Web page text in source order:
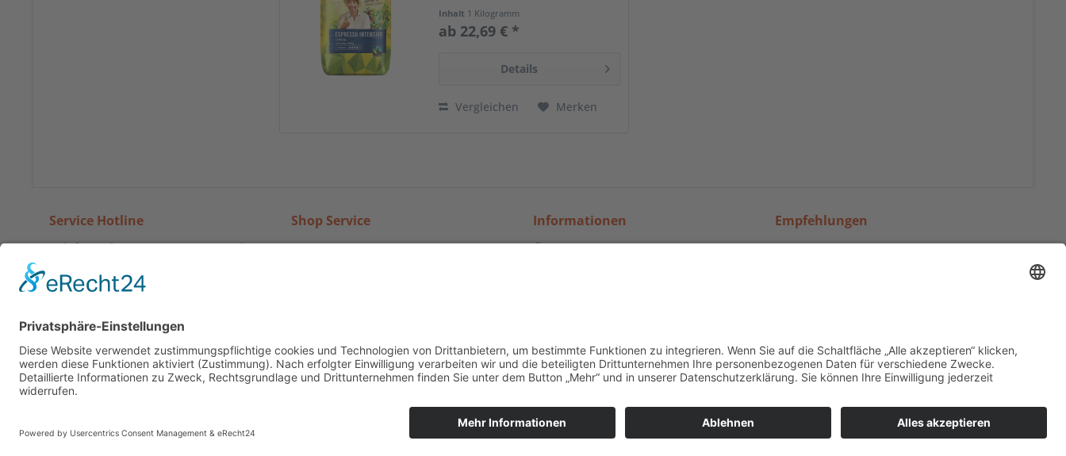
Kaffeegenuss verspricht! Sein
vollmundiges und würziges
Geschmack wecken...
Inhalt 1 Kilogramm
ab 22,69 € *
Details
Vergleichen Merken
Service Hotline
Telefonische Unterstützung und
Mo-Do, 09:00 - 17:00 Uhr
Fr, 09:00 - 14:00 Uhr
Shop Service
Zahlung und Versand
Vertrag widerrufen
Informationen
Über Kaffee-Welt24: Automaten &
Empfehlungen
Facebook
* Alle Preise inkl. gesetzl. Mehrwertsteuer zzgl. Versandkosten . | Copyright © 2008-2026 KaffeeWelt24